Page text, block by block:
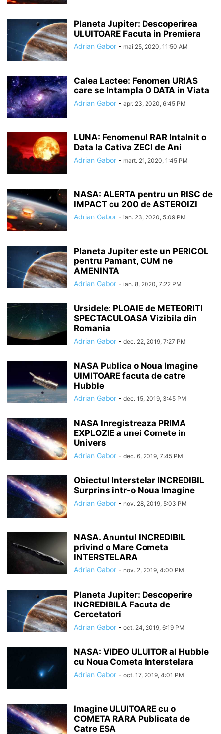
Planeta Jupiter: Descoperirea
ULUITOARE Facuta in Premiera
Adrian Gabor - mai 25, 2020, 11:50 AM
Calea Lactee: Fenomen URIAS
care se Intampla O DATA in Viata
Adrian Gabor - apr. 23, 2020, 6:45 PM
LUNA: Fenomenul RAR Intalnit o
Data la Cativa ZECI de Ani
Adrian Gabor - mart. 21, 2020, 1:45 PM
NASA: ALERTA pentru un RISC de
IMPACT cu 200 de ASTEROIZI
Adrian Gabor - ian. 23, 2020, 5:09 PM
Planeta Jupiter este un PERICOL
pentru Pamant, CUM ne
AMENINTA
Adrian Gabor - ian. 8, 2020, 7:22 PM
Ursidele: PLOAIE de METEORITI
SPECTACULOASA Vizibila din
Romania
Adrian Gabor - dec. 22, 2019, 7:27 PM
NASA Publica o Noua Imagine
UIMITOARE facuta de catre
Hubble
Adrian Gabor - dec. 15, 2019, 3:45 PM
NASA Inregistreaza PRIMA
EXPLOZIE a unei Comete in
Univers
Adrian Gabor - dec. 6, 2019, 7:45 PM
Obiectul Interstelar INCREDIBIL
Surprins intr-o Noua Imagine
Adrian Gabor - nov. 28, 2019, 5:03 PM
NASA. Anuntul INCREDIBIL
privind o Mare Cometa
INTERSTELARA
Adrian Gabor - nov. 2, 2019, 4:00 PM
Planeta Jupiter: Descoperire
INCREDIBILA Facuta de
Cercetatori
Adrian Gabor - oct. 24, 2019, 6:19 PM
NASA: VIDEO ULUITOR al Hubble
cu Noua Cometa Interstelara
Adrian Gabor - oct. 17, 2019, 4:01 PM
Imagine ULUITOARE cu o
COMETA RARA Publicata de
Catre ESA